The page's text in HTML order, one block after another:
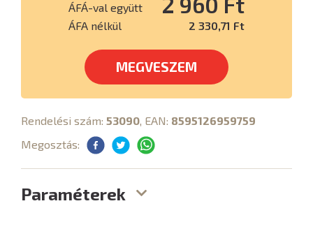
ÁFÁ-val együtt
ÁFA nélkül 2 330,71 Ft
MEGVESZEM
Rendelési szám: 53090 , EAN: 8595126959759
Megosztás:
Paraméterek